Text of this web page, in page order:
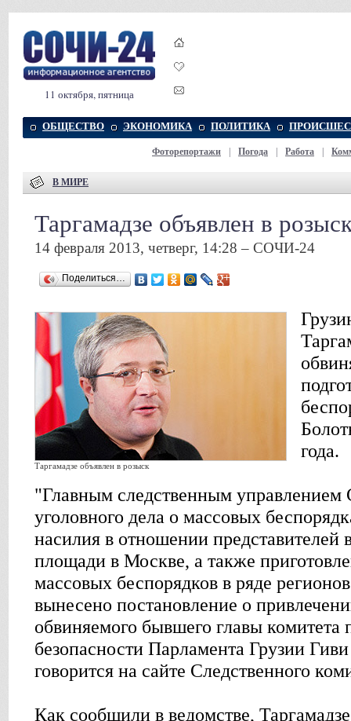
11 октября, пятница
ОБЩЕСТВО ЭКОНОМИКА ПОЛИТИКА
Фоторепортажи Погода Работа
В МИРЕ
Таргамадзе объявлен в
14 февраля 2013, четверг, 14:28 – СОЧИ-24
Поделиться…
Таргамадзе объявлен в розыск
года.
"Главным следственным управлением
уголовного дела о массовых
насилия в отношении представителей
площади в Москве, а также
массовых беспорядков в ряде
вынесено постановление о
обвиняемого бывшего главы комитета
безопасности Парламента Грузии
говорится на сайте Следственного
Как сообщили в ведомстве,